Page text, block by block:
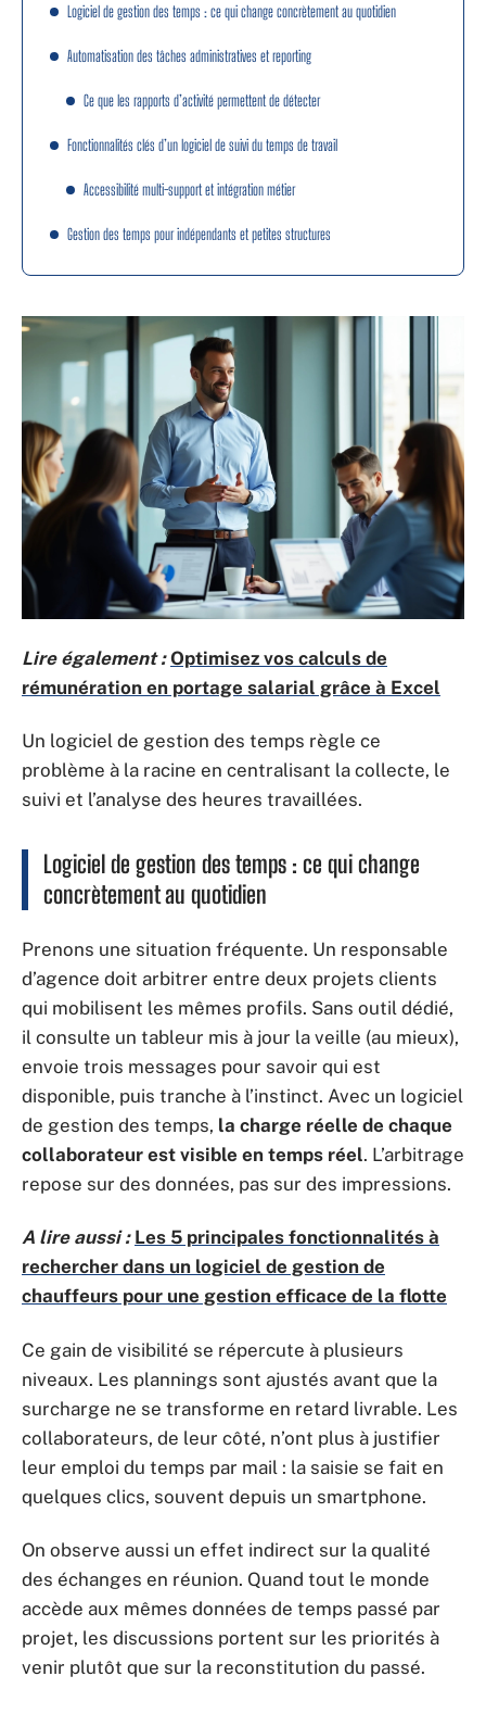
Logiciel de gestion des temps : ce qui change concrètement au quotidien
Automatisation des tâches administratives et reporting
Ce que les rapports d’activité permettent de détecter
Fonctionnalités clés d’un logiciel de suivi du temps de travail
Accessibilité multi-support et intégration métier
Gestion des temps pour indépendants et petites structures
Lire également : Optimisez vos calculs de
rémunération en portage salarial grâce à Excel
Un logiciel de gestion des temps règle ce
problème à la racine en centralisant la collecte, le
suivi et l’analyse des heures travaillées.
Logiciel de gestion des temps : ce qui change
concrètement au quotidien
Prenons une situation fréquente. Un responsable
d’agence doit arbitrer entre deux projets clients
qui mobilisent les mêmes profils. Sans outil dédié,
il consulte un tableur mis à jour la veille (au mieux),
envoie trois messages pour savoir qui est
disponible, puis tranche à l’instinct. Avec un logiciel
de gestion des temps, la charge réelle de chaque
collaborateur est visible en temps réel. L’arbitrage
repose sur des données, pas sur des impressions.
A lire aussi : Les 5 principales fonctionnalités à
rechercher dans un logiciel de gestion de
chauffeurs pour une gestion efficace de la flotte
Ce gain de visibilité se répercute à plusieurs
niveaux. Les plannings sont ajustés avant que la
surcharge ne se transforme en retard livrable. Les
collaborateurs, de leur côté, n’ont plus à justifier
leur emploi du temps par mail : la saisie se fait en
quelques clics, souvent depuis un smartphone.
On observe aussi un effet indirect sur la qualité
des échanges en réunion. Quand tout le monde
accède aux mêmes données de temps passé par
projet, les discussions portent sur les priorités à
venir plutôt que sur la reconstitution du passé.